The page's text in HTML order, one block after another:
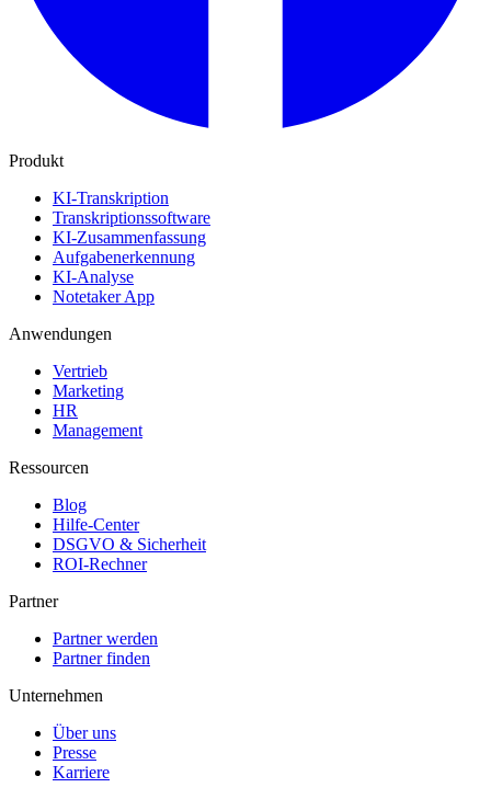
Produkt
KI-Transkription
Transkriptionssoftware
KI-Zusammenfassung
Aufgabenerkennung
KI-Analyse
Notetaker App
Anwendungen
Vertrieb
Marketing
HR
Management
Ressourcen
Blog
Hilfe-Center
DSGVO & Sicherheit
ROI-Rechner
Partner
Partner werden
Partner finden
Unternehmen
Über uns
Presse
Karriere